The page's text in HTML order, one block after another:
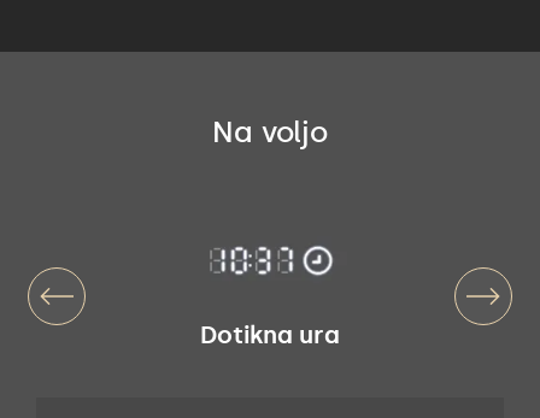
Na voljo
Dotikna ura